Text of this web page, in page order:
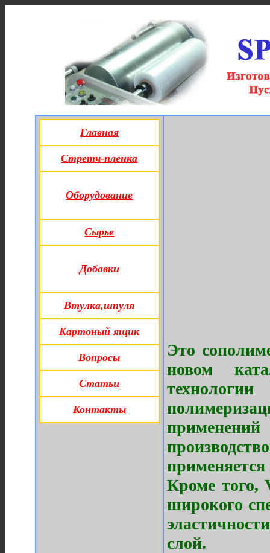
Главная
Стретч-пленка
Оборудование
Сырье
Добавки
Втулка,шпуля
Картоный ящик
Вопросы
Статьи
Контакты
Это
новом
применяется
Кроме того,
широкого
слой.